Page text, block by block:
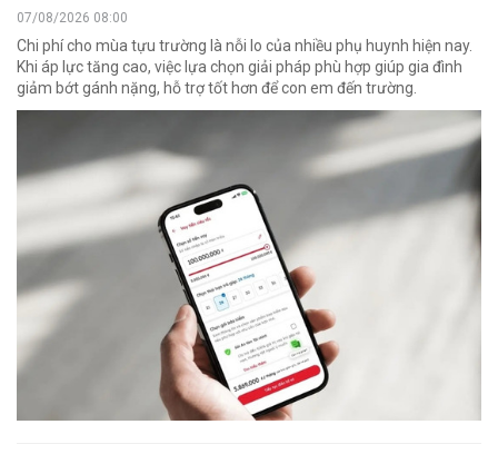
07/08/2026 08:00
Chi phí cho mùa tựu trường là nỗi lo của nhiều phụ huynh hiện nay.
Khi áp lực tăng cao, việc lựa chọn giải pháp phù hợp giúp gia đình
giảm bớt gánh nặng, hỗ trợ tốt hơn để con em đến trường.